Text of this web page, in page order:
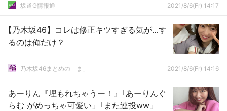
坂道G情報通 2021/8/6(Fr) 14:17
【乃木坂46】コレは修正キツすぎる気が…す
るのは俺だけ？
乃木坂46まとめの「ま」 2021/8/6(Fr) 14:16
あーりん『埋もれちゃうー！』｢あーりんぐ
らむ がめっちゃ可愛い」｢また連投ww」